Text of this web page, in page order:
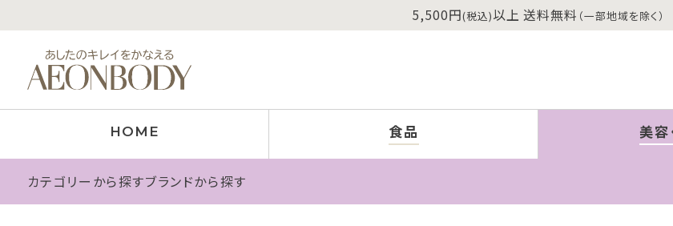
5,500円(税込)以上 送料無料 （一部地域を除く）
HOME 食品 美容
カテゴリーから探すブランドから探す